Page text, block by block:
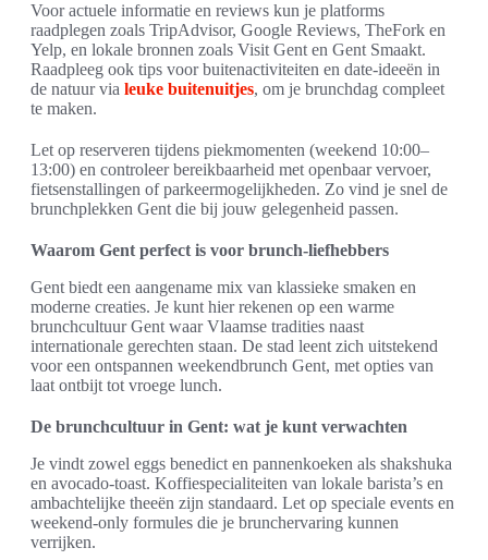
Voor actuele informatie en reviews kun je platforms
raadplegen zoals TripAdvisor, Google Reviews, TheFork en
Yelp, en lokale bronnen zoals Visit Gent en Gent Smaakt.
Raadpleeg ook tips voor buitenactiviteiten en date-ideeën in
de natuur via leuke buitenuitjes, om je brunchdag compleet
te maken.
Let op reserveren tijdens piekmomenten (weekend 10:00–
13:00) en controleer bereikbaarheid met openbaar vervoer,
fietsenstallingen of parkeermogelijkheden. Zo vind je snel de
brunchplekken Gent die bij jouw gelegenheid passen.
Waarom Gent perfect is voor brunch-liefhebbers
Gent biedt een aangename mix van klassieke smaken en
moderne creaties. Je kunt hier rekenen op een warme
brunchcultuur Gent waar Vlaamse tradities naast
internationale gerechten staan. De stad leent zich uitstekend
voor een ontspannen weekendbrunch Gent, met opties van
laat ontbijt tot vroege lunch.
De brunchcultuur in Gent: wat je kunt verwachten
Je vindt zowel eggs benedict en pannenkoeken als shakshuka
en avocado-toast. Koffiespecialiteiten van lokale barista’s en
ambachtelijke theeën zijn standaard. Let op speciale events en
weekend-only formules die je brunchervaring kunnen
verrijken.